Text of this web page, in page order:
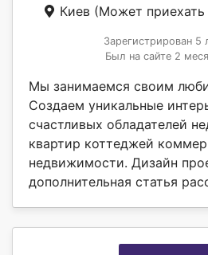
Киев (Может приехать
Зарегистрирован 5
Был на сайте 2
Мы занимаемся своим
Создаем уникальные
счастливых обладателей
квартир коттеджей
недвижимости. Дизайн
дополнительная статья